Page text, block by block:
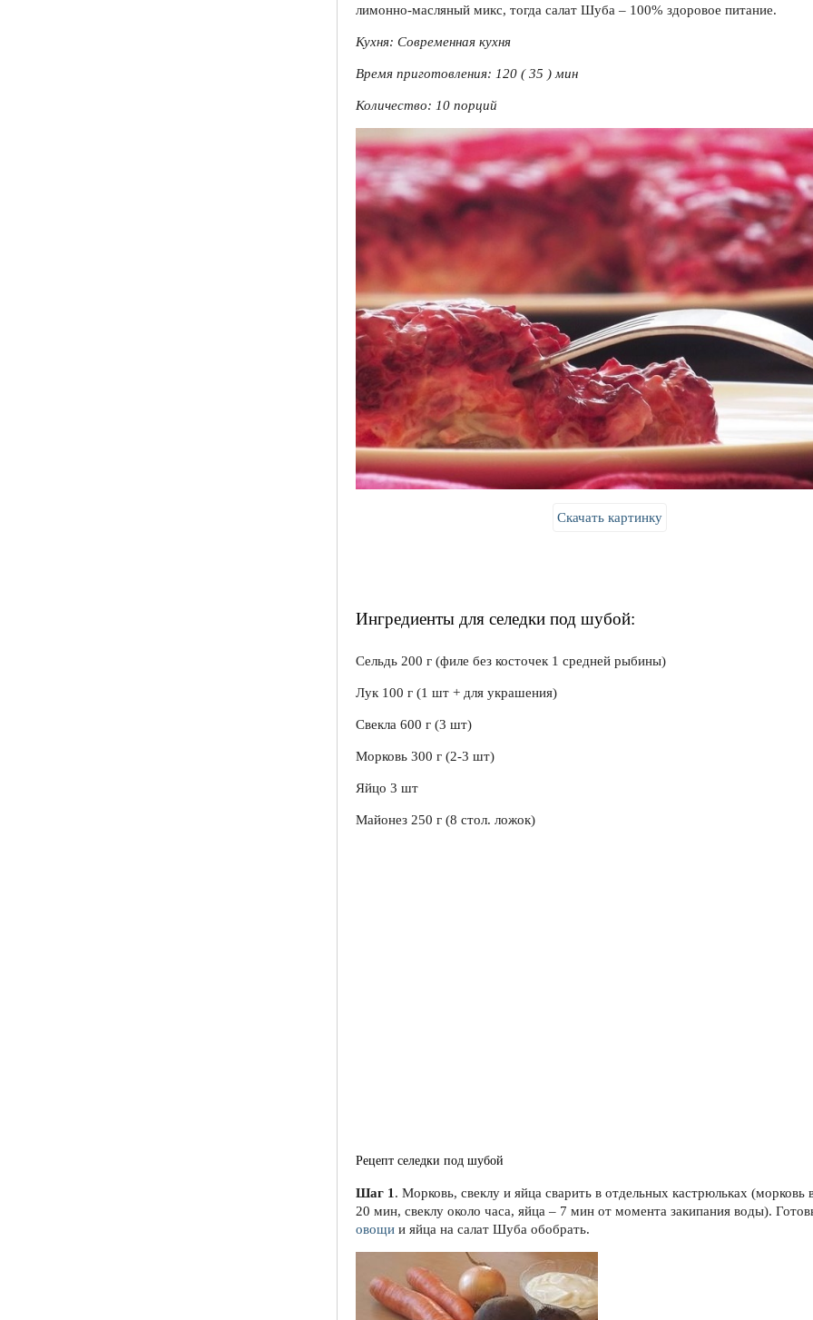
лимонно-масляный микс, тогда салат Шуба – 100% здоровое питание.
Кухня: Современная кухня
Время приготовления: 120 ( 35 ) мин
Количество: 10 порций
Скачать картинку
Ингредиенты для селедки под шубой:
Сельдь 200 г (филе без косточек 1 средней рыбины)
Лук 100 г (1 шт + для украшения)
Свекла 600 г (3 шт)
Морковь 300 г (2-3 шт)
Яйцо 3 шт
Майонез 250 г (8 стол. ложок)
Рецепт селедки под шубой
Шаг 1. Морковь, свеклу и яйца сварить в отдельных кастрюльках (морковь
20 мин, свеклу около часа, яйца – 7 мин от момента закипания воды).
овощи и яйца на салат Шуба обобрать.